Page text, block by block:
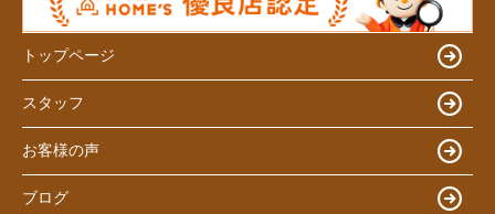
トップページ
スタッフ
お客様の声
ブログ